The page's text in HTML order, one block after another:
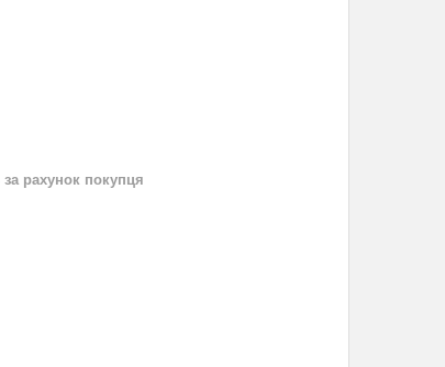
за рахунок покупця